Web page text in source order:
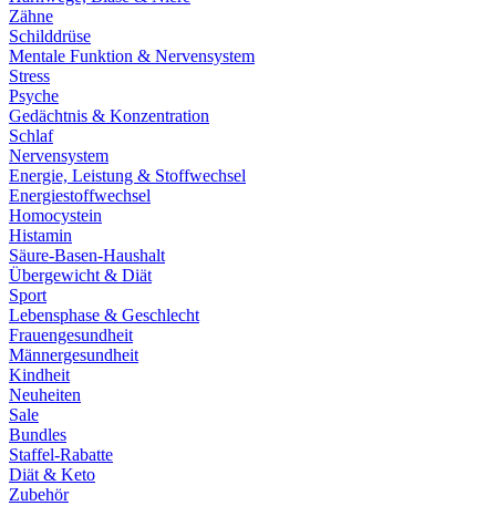
Zähne
Schilddrüse
Mentale Funktion & Nervensystem
Stress
Psyche
Gedächtnis & Konzentration
Schlaf
Nervensystem
Energie, Leistung & Stoffwechsel
Energiestoffwechsel
Homocystein
Histamin
Säure-Basen-Haushalt
Übergewicht & Diät
Sport
Lebensphase & Geschlecht
Frauengesundheit
Männergesundheit
Kindheit
Neuheiten
Sale
Bundles
Staffel-Rabatte
Diät & Keto
Zubehör